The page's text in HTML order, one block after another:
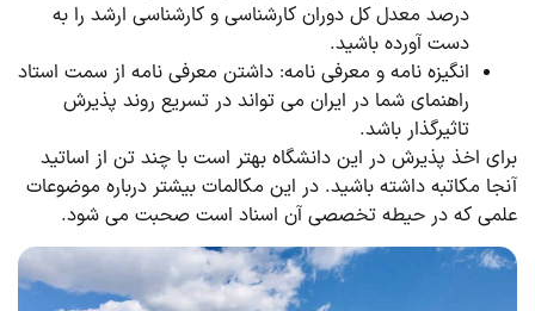
درصد معدل کل دوران کارشناسی و کارشناسی ارشد را به
دست آورده باشید.
انگیزه نامه و معرفی نامه: داشتن معرفی نامه از سمت استاد
راهنمای شما در ایران می تواند در تسریع روند پذیرش
تاثیرگذار باشد.
برای اخذ پذیرش در این دانشگاه بهتر است با چند تن از اساتید
آنجا مکاتبه داشته باشید. در این مکالمات بیشتر درباره موضوعات
علمی که در حیطه تخصصی آن اسناد است صحبت می شود.